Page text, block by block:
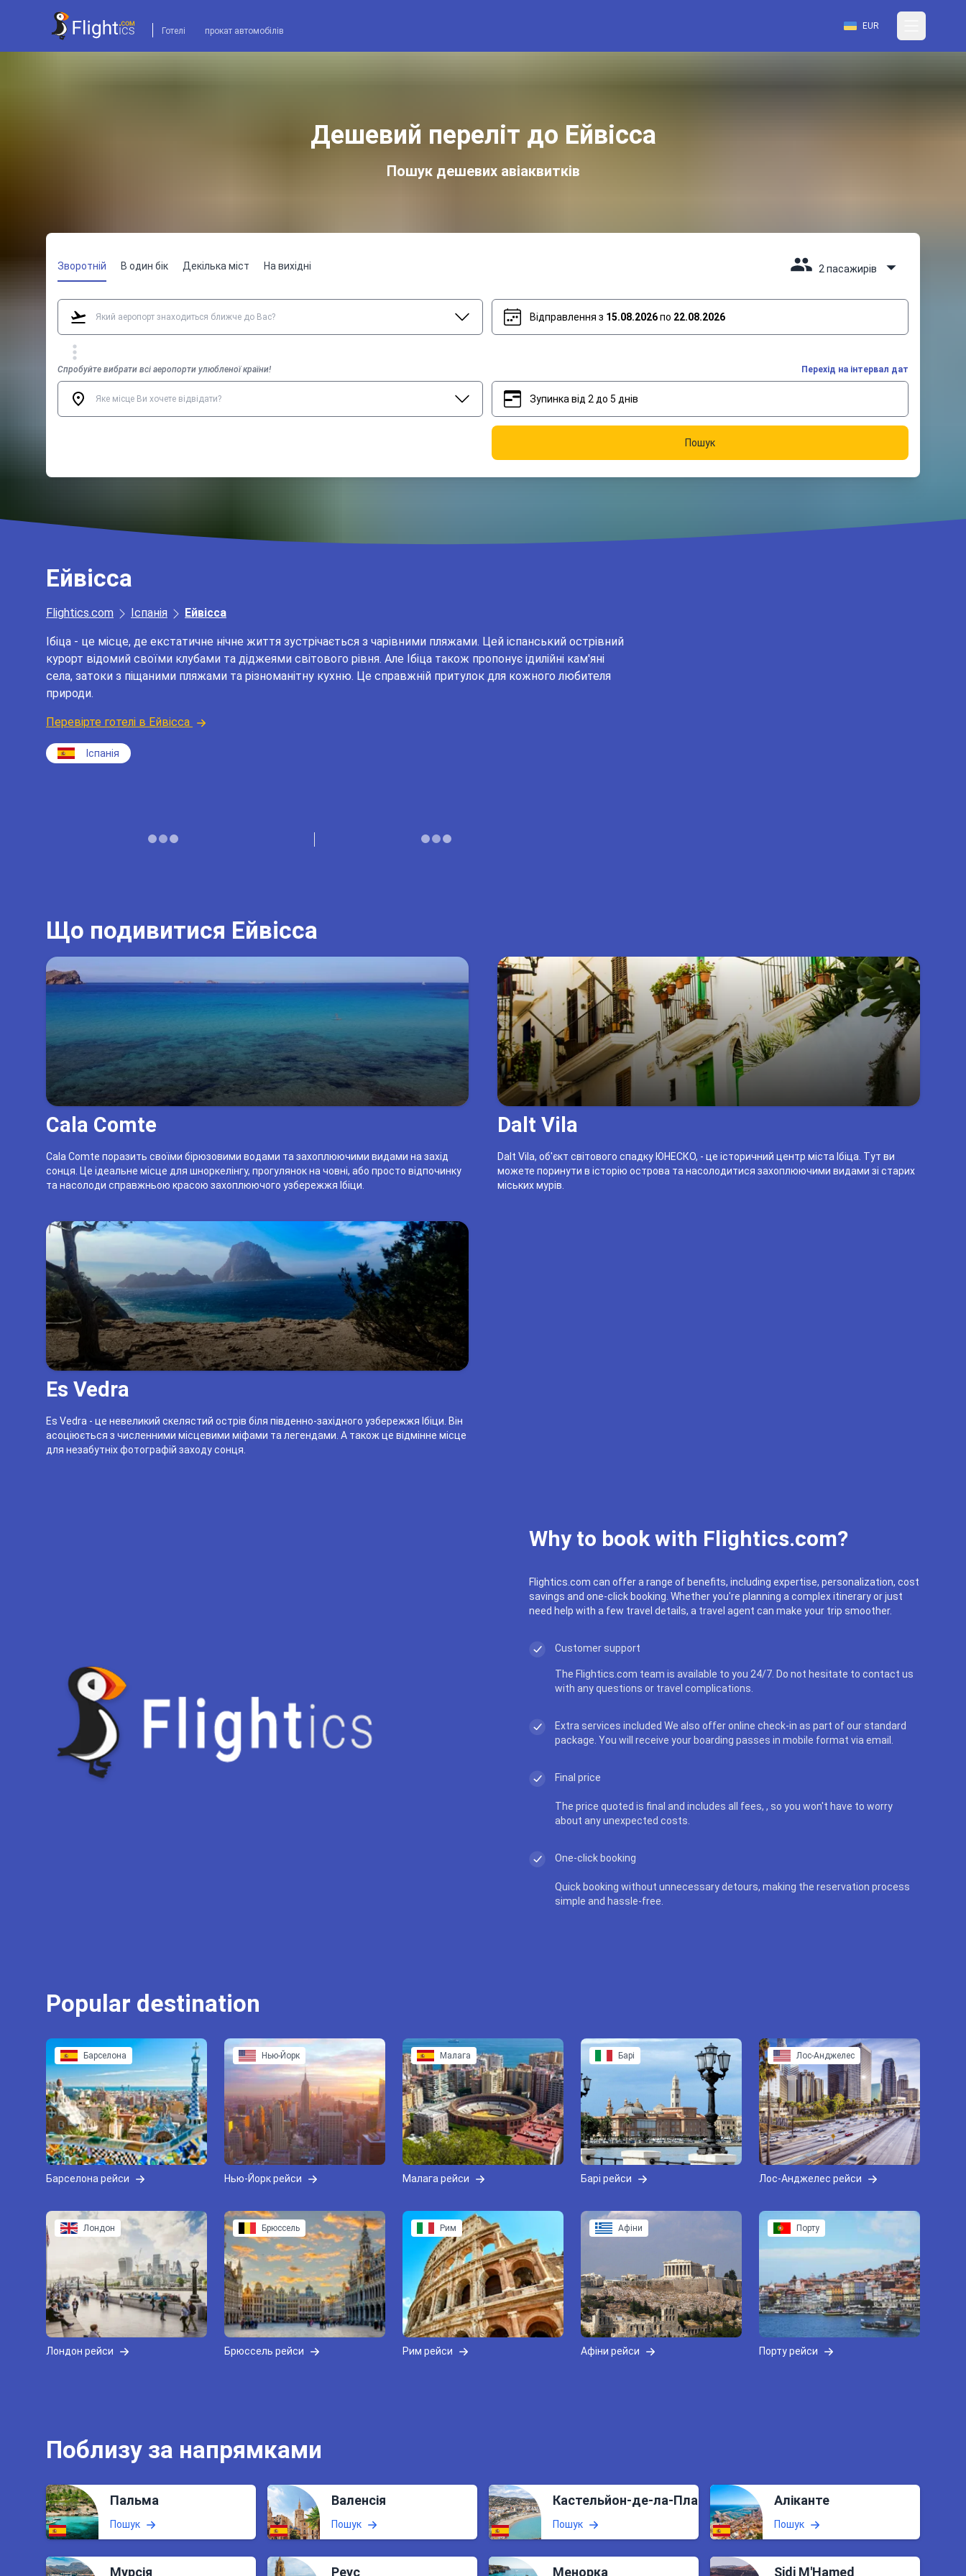
Готелі прокат автомобілів EUR
Дешевий переліт до Ейвісса
Пошук дешевих авіаквитків
Зворотній В один бік Декілька міст На вихідні 2 пасажирів
Відправлення з 15.08.2026по 22.08.2026
Спробуйте вибрати всі аеропорти улюбленої країни! Перехід на інтервал дат
Зупинка від 2 до 5 днів
Пошук
Ейвісса
Flightics.com Іспанія Ейвісса
Ібіца - це місце, де екстатичне нічне життя зустрічається з чарівними пляжами. Цей іспанський острівний
курорт відомий своїми клубами та діджеями світового рівня. Але Ібіца також пропонує ідилійні кам'яні
села, затоки з піщаними пляжами та різноманітну кухню. Це справжній притулок для кожного любителя
природи.
Перевірте готелі в Ейвісса
Іспанія
Що подивитися Ейвісса
Cala Comte
Cala Comte поразить своїми бірюзовими водами та захоплюючими видами на захід
сонця. Це ідеальне місце для шноркелінгу, прогулянок на човні, або просто відпочинку
та насолоди справжньою красою захоплюючого узбережжя Ібіци.
Dalt Vila
Dalt Vila, об'єкт світового спадку ЮНЕСКО, - це історичний центр міста Ібіца. Тут ви
можете поринути в історію острова та насолодитися захоплюючими видами зі старих
міських мурів.
Es Vedra
Es Vedra - це невеликий скелястий острів біля південно-західного узбережжя Ібіци. Він
асоціюється з численними місцевими міфами та легендами. А також це відмінне місце
для незабутніх фотографій заходу сонця.
Why to book with Flightics.com?
Flightics.com can offer a range of benefits, including expertise, personalization, cost
savings and one-click booking. Whether you're planning a complex itinerary or just
need help with a few travel details, a travel agent can make your trip smoother.
Customer support
The Flightics.com team is available to you 24/7. Do not hesitate to contact us
with any questions or travel complications.
Extra services included We also offer online check-in as part of our standard
package. You will receive your boarding passes in mobile format via email.
Final price
The price quoted is final and includes all fees, , so you won't have to worry
about any unexpected costs.
One-click booking
Quick booking without unnecessary detours, making the reservation process
simple and hassle-free.
Popular destination
Барселона
Барселона рейси
Нью-Йорк
Нью-Йорк рейси
Малага
Малага рейси
Барі
Барі рейси
Лос-Анджелес
Лос-Анджелес рейси
Лондон
Лондон рейси
Брюссель
Брюссель рейси
Рим
Рим рейси
Афіни
Афіни рейси
Порту
Порту рейси
Поблизу за напрямками
Пальма
Пошук
Валенсія
Пошук
Кастельйон-де-ла-Плана
Пошук
Аліканте
Пошук
Мурсія Реус Менорка Sidi M'Hamed